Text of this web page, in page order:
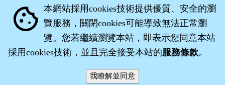
‧沈藥子©2008～2026
cookie 本網站採用cookies技術提供優質、安全的瀏
覽服務，關閉cookies可能導致無法正常瀏
覽。您若繼續瀏覽本站，即表示您同意本站
採用cookies技術，並且完全接受本站的服務條款。